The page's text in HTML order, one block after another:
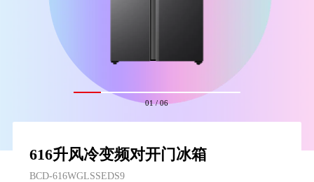
01/06
616升风冷变频对开门冰箱
BCD-616WGLSSEDS9